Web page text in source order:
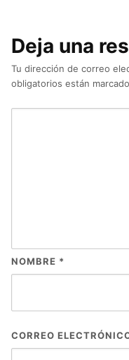
Deja una
Tu dirección de correo
obligatorios están
NOMBRE *
CORREO